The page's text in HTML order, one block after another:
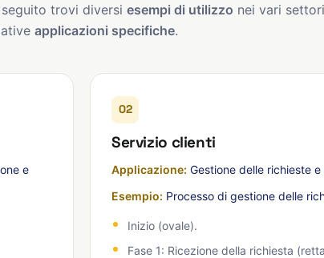
trovi diversi esempi di utilizzo nei vari
applicazioni specifiche.
e
02
Servizio clienti
Applicazione: Gestione delle richieste
Esempio: Processo di gestione delle
Inizio (ovale).
Fase 1: Ricezione della richiesta